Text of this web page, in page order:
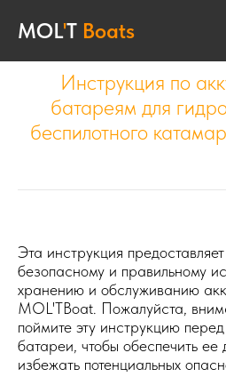
MOL' T Boats- удобная
MOL'T Boats
Инструкция по
батареям для
беспилотного
Эта инструкция
безопасному и правильному
хранению и обслуживанию
MOL'TBoat. Пожалуйста,
поймите эту инструкцию
батареи, чтобы обеспечить ее
избежать потенциальных